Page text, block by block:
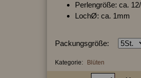
Perlengröße: ca.
LochØ: ca. 1mm
Packungsgröße:
Kategorie: Blüten